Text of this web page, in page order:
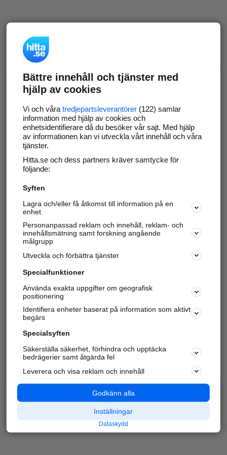
Bättre innehåll och tjänster med
hjälp av cookies
Vi och våra tredjepartsleverantörer(122) samlar
information med hjälp av cookies och
enhetsidentifierare då du besöker vår sajt. Med hjälp
av informationen kan vi utveckla vårt innehåll och våra
tjänster.
Hitta.se och dess partners kräver samtycke för
följande:
Syften
Lagra och/eller få åtkomst till information på en
enhet
Personanpassad reklam och innehåll, reklam- och
innehållsmätning samt forskning angående
målgrupp
Utveckla och förbättra tjänster
Specialfunktioner
Använda exakta uppgifter om geografisk
positionering
Identifiera enheter baserat på information som aktivt
begärs
Specialsyften
Säkerställa säkerhet, förhindra och upptäcka
bedrägerier samt åtgärda fel
Leverera och visa reklam och innehåll
Godkänn alla
Inställningar
Dataskydd